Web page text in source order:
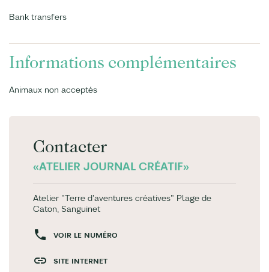
Bank transfers
Informations complémentaires
Animaux non acceptés
Contacter
«ATELIER JOURNAL CRÉATIF»
Atelier "Terre d'aventures créatives" Plage de
Caton, Sanguinet
VOIR LE NUMÉRO
SITE INTERNET